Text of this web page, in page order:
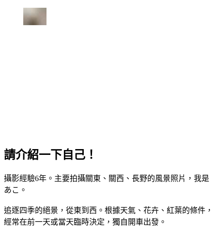
請介紹一下自己！
攝影經驗6年。主要拍攝關東、關西、長野的風景照片，我是
あこ。
追逐四季的絕景，從東到西。根據天氣、花卉、紅葉的條件，
經常在前一天或當天臨時決定，獨自開車出發。